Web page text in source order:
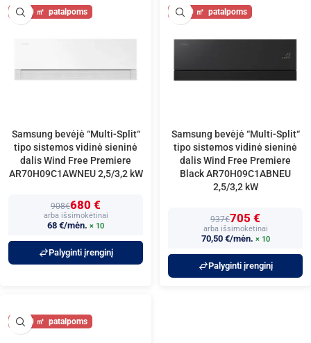
30
Samsung bevėjė “Multi-Split“
tipo sistemos vidinė sieninė
dalis Wind Free Premiere
AR70H09C1AWNEU 2,5/3,2 kW
908€680 €
arba išsimokėtinai
68 €/mėn. × 10
Palyginti įrenginį
30
Samsung bevėjė “Multi-Split“
tipo sistemos vidinė sieninė
dalis Wind Free Premiere
Black AR70H09C1ABNEU
2,5/3,2 kW
937€705 €
arba išsimokėtinai
70,50 €/mėn. × 10
Palyginti įrenginį
30